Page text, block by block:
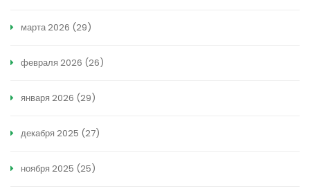
марта 2026 (29)
февраля 2026 (26)
января 2026 (29)
декабря 2025 (27)
ноября 2025 (25)